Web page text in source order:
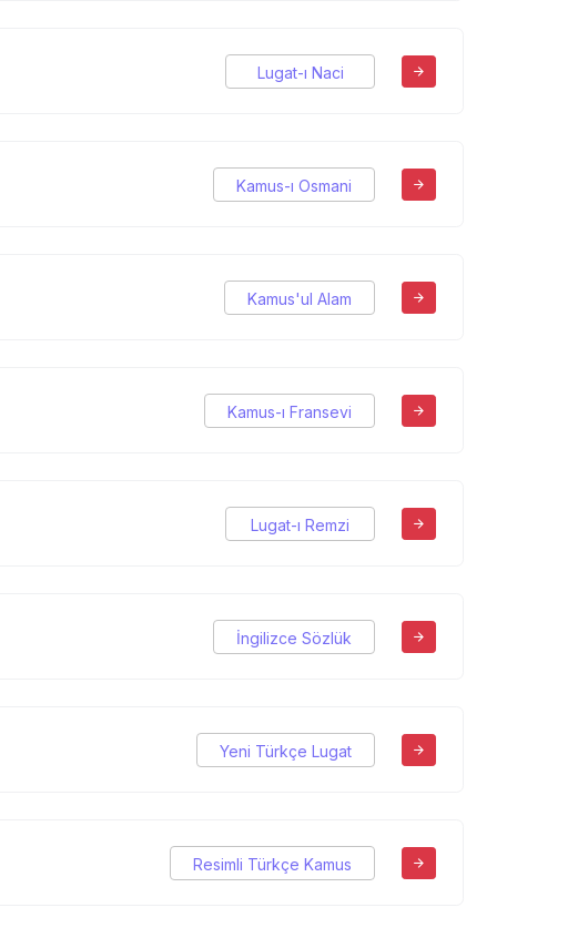
Lugat-ı Naci
Kamus-ı Osmani
Kamus'ul Alam
Kamus-ı Fransevi
Lugat-ı Remzi
İngilizce Sözlük
Yeni Türkçe Lugat
Resimli Türkçe Kamus